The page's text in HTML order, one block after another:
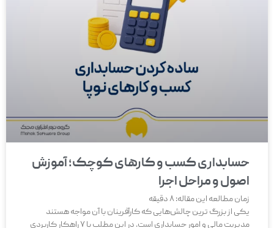
حسابداری کسب و کارهای کوچک؛ آموزش
اصول و مراحل اجرا
زمان مطالعه این مقاله:8دقیقه
یکی از بزرگ‌ ترین چالش‌هایی که کارآفرینان با آن مواجه هستند
مدیریت مالی و امور حسابداری است. در این مطلب با 7 راهکار کاربردی